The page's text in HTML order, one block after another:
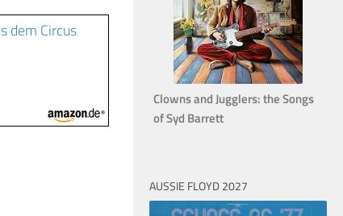
dem Circus
Clowns and Jugglers: the Songs
of Syd Barrett
AUSSIE FLOYD 2027